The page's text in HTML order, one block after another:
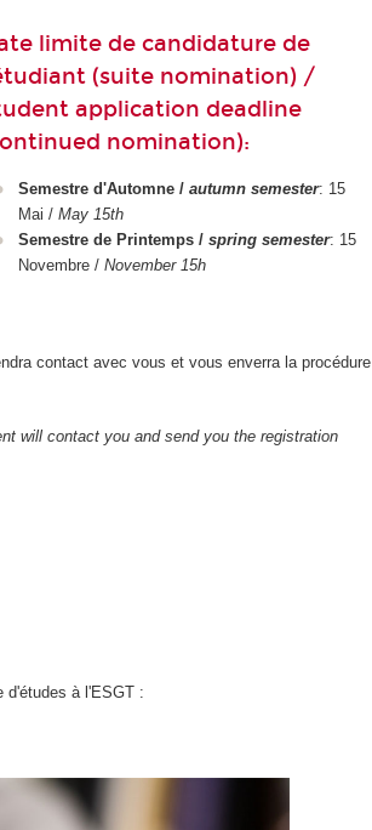
limite de candidature de
(suite nomination) /
application deadline
nomination):
Semestre d'Automne /autumn semester: 15
Mai /May 15th
Semestre de Printemps /spring semester: 15
Novembre /November 15h
contact avec vous et vous enverra la procédure
will contact you and send you the registration
d'études à l'ESGT :